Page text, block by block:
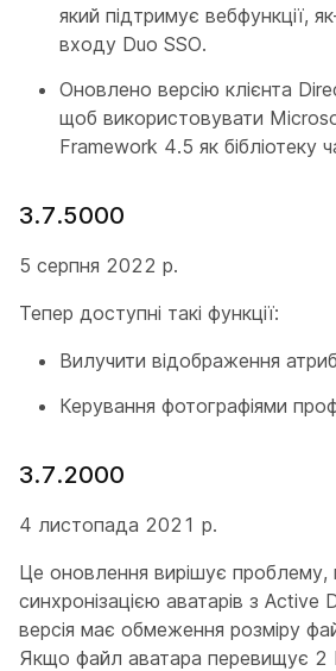
який підтримує вебфункції,
входу Duo SSO.
Оновлено версію клієнта
щоб використовувати
Framework 4.5 як бібліотеку
3.7.5000
5 серпня 2022 р.
Тепер доступні такі функції:
Вилучити відображення
Керування фотографіями
3.7.2000
4 листопада 2021 р.
Це оновлення вирішує проблему,
синхронізацією аватарів з
версія має обмеження розміру
Якщо файл аватара перевищує